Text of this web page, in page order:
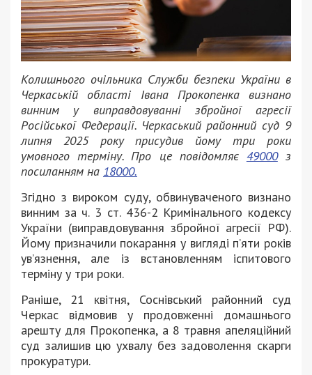
Колишнього очільника Служби безпеки України в
Черкаській області Івана Прокопенка визнано
винним у виправдовуванні збройної агресії
Російської Федерації. Черкаський районний суд 9
липня 2025 року присудив йому три роки
умовного терміну. Про це повідомляє 49000з
посиланням на 18000.
Згідно з вироком суду, обвинуваченого визнано
винним за ч. 3 ст. 436-2 Кримінального кодексу
України (виправдовування збройної агресії РФ).
Йому призначили покарання у вигляді п’яти років
увʼязнення, але із встановленням іспитового
терміну у три роки.
Раніше, 21 квітня, Соснівський районний суд
Черкас відмовив у продовженні домашнього
арешту для Прокопенка, а 8 травня апеляційний
суд залишив цю ухвалу без задоволення скарги
прокуратури.